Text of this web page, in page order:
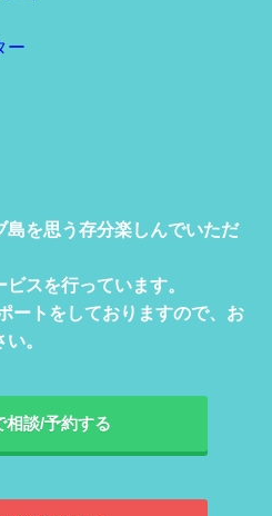
ー
島を思う存分楽しんでいただ
スを行っています。
ートをしておりますので、お
。
相談/予約する